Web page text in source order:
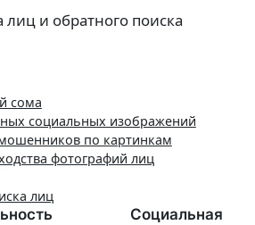
лиц и обратного поиска
сома
социальных изображений
по картинкам
фотографий лиц
лиц
Социальная